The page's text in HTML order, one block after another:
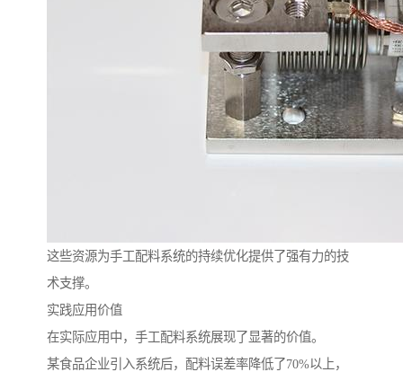
这些资源为手工配料系统的持续优化提供了强有力的技
术支撑。
实践应用价值
在实际应用中，手工配料系统展现了显著的价值。
某食品企业引入系统后，配料误差率降低了70%以上，